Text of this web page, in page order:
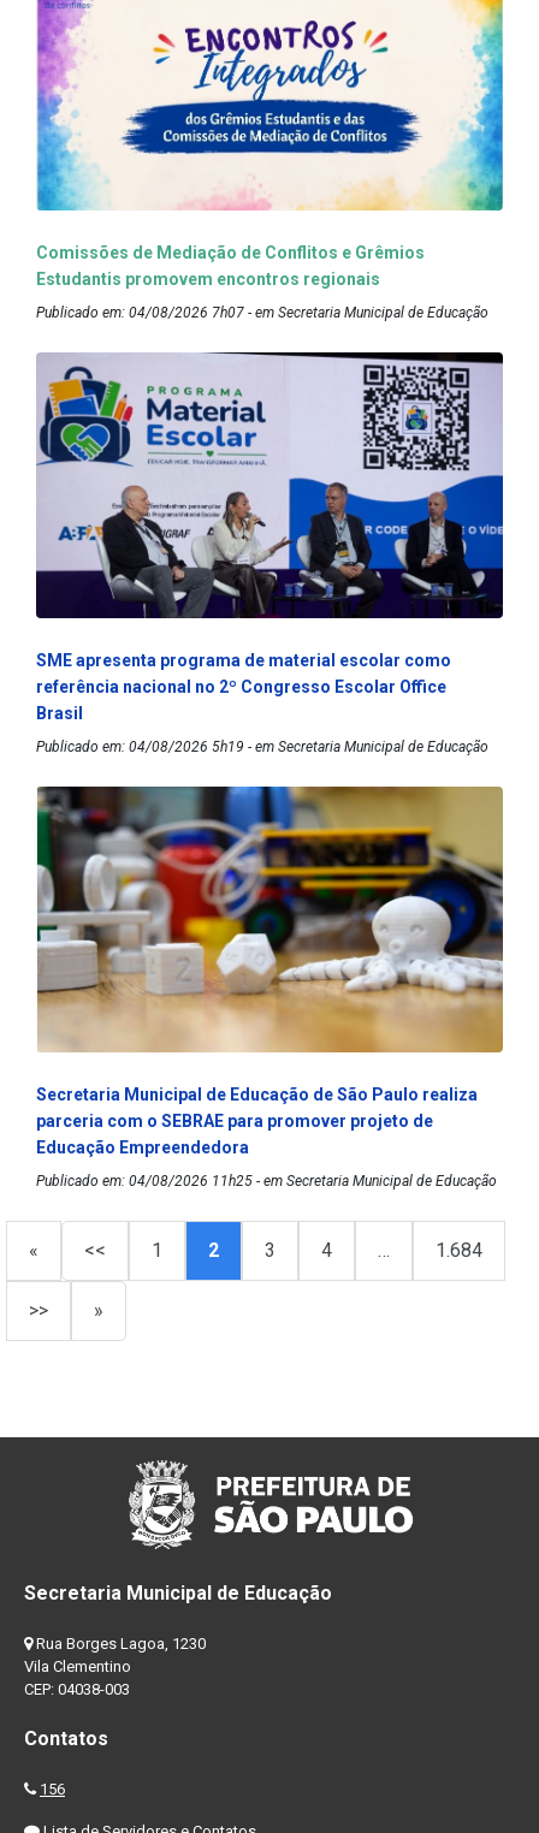
Comissões de Mediação de Conflitos e Grêmios
Estudantis promovem encontros regionais
Publicado em: 04/08/2026 7h07 - em Secretaria Municipal de Educação
SME apresenta programa de material escolar como
referência nacional no 2º Congresso Escolar Office
Brasil
Publicado em: 04/08/2026 5h19 - em Secretaria Municipal de Educação
Secretaria Municipal de Educação de São Paulo realiza
parceria com o SEBRAE para promover projeto de
Educação Empreendedora
Publicado em: 04/08/2026 11h25 - em Secretaria Municipal de Educação
« << 1 2 3 4 … 1.684
>> »
Secretaria Municipal de Educação
Rua Borges Lagoa, 1230
Vila Clementino
CEP: 04038-003
Contatos
156